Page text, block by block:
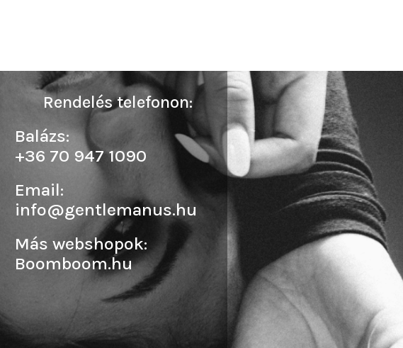
Rendelés telefonon:
Balázs:
+36 70 947 1090
Email:
info@gentlemanus.hu
Más webshopok:
Boomboom.hu